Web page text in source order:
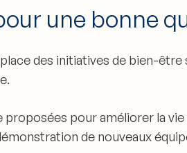
une bonne
des initiatives de bien-être
pour améliorer la
de nouveaux